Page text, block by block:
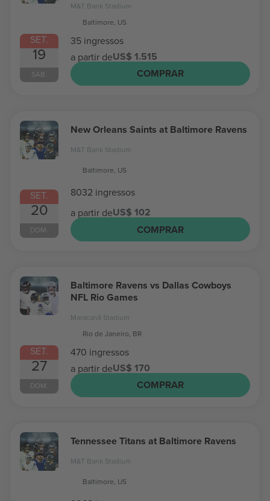
SET.
19
SÁB.
M&T Bank Stadium
Baltimore, US
35 ingressos
a partir deUS$ 1.515
COMPRAR
SET.
20
DOM.
New Orleans Saints at Baltimore Ravens
M&T Bank Stadium
Baltimore, US
8032 ingressos
a partir deUS$ 102
COMPRAR
SET.
27
DOM.
Baltimore Ravens vs Dallas Cowboys
NFL Rio Games
Maracanã Stadium
Rio de Janeiro, BR
470 ingressos
a partir deUS$ 170
COMPRAR
Tennessee Titans at Baltimore Ravens
M&T Bank Stadium
Baltimore, US